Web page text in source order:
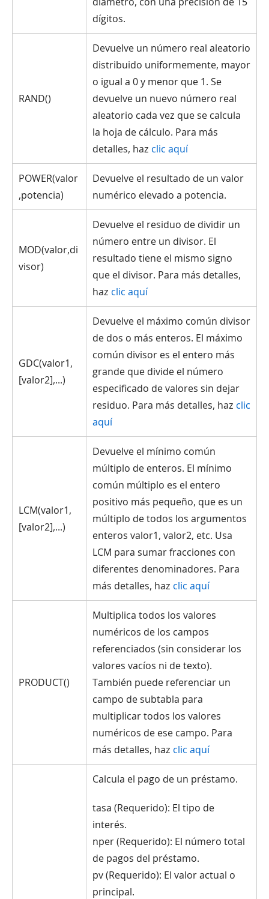
dígitos.
RAND()
Devuelve un número real aleatorio
distribuido uniformemente, mayor
o igual a 0 y menor que 1. Se
devuelve un nuevo número real
aleatorio cada vez que se calcula
la hoja de cálculo. Para más
detalles, haz clic aquí
POWER(valor
,potencia)
Devuelve el resultado de un valor
numérico elevado a potencia.
MOD(valor,di
visor)
Devuelve el residuo de dividir un
número entre un divisor. El
resultado tiene el mismo signo
que el divisor. Para más detalles,
haz clic aquí
GDC(valor1,
[valor2],...)
Devuelve el máximo común divisor
de dos o más enteros. El máximo
común divisor es el entero más
grande que divide el número
especificado de valores sin dejar
residuo. Para más detalles, haz clic
aquí
LCM(valor1,
[valor2],...)
Devuelve el mínimo común
múltiplo de enteros. El mínimo
común múltiplo es el entero
positivo más pequeño, que es un
múltiplo de todos los argumentos
enteros valor1, valor2, etc. Usa
LCM para sumar fracciones con
diferentes denominadores. Para
más detalles, haz clic aquí
PRODUCT()
Multiplica todos los valores
numéricos de los campos
referenciados (sin considerar los
valores vacíos ni de texto).
También puede referenciar un
campo de subtabla para
multiplicar todos los valores
numéricos de ese campo. Para
más detalles, haz clic aquí
Calcula el pago de un préstamo.
tasa (Requerido): El tipo de
interés.
nper (Requerido): El número total
de pagos del préstamo.
pv (Requerido): El valor actual o
principal.